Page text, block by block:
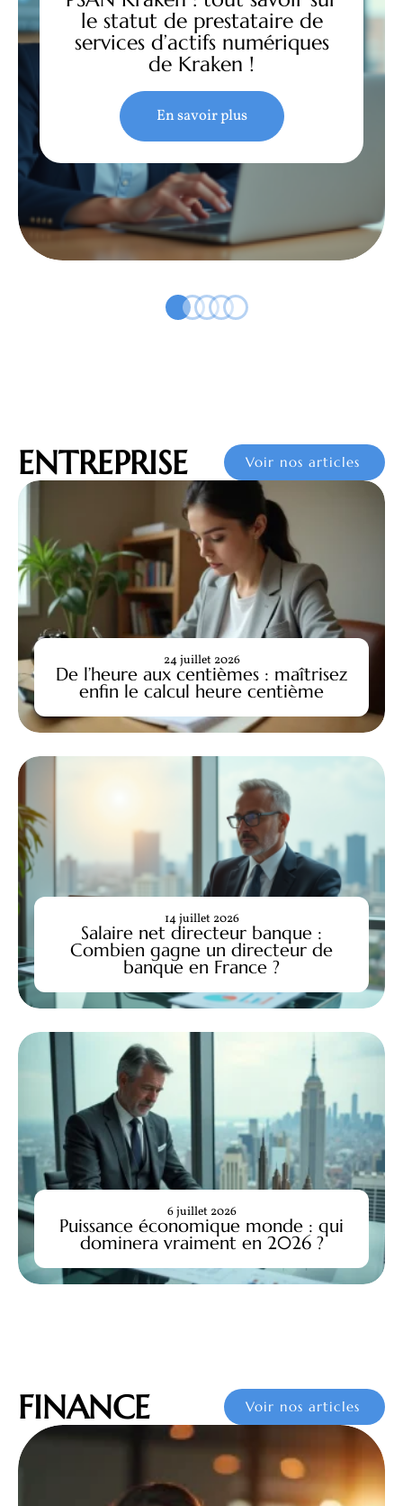
le statut de prestataire de
services d’actifs numériques
de Kraken !
En savoir plus
ENTREPRISE Voir nos articles
De l’heure aux centièmes : maîtrisez
enfin le calcul heure centième
24 juillet 2026
Salaire net directeur banque :
Combien gagne un directeur de
banque en France ?
14 juillet 2026
Puissance économique monde : qui
dominera vraiment en 2026 ?
6 juillet 2026
FINANCE Voir nos articles